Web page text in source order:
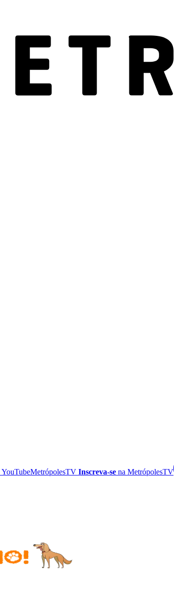
YouTubeMetrópolesTV Inscreva-se na MetrópolesTV